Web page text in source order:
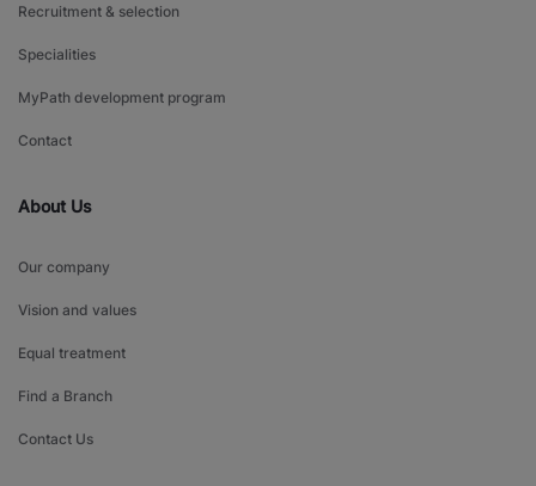
Recruitment & selection
Specialities
MyPath development program
Contact
About Us
Our company
Vision and values
Equal treatment
Find a Branch
Contact Us